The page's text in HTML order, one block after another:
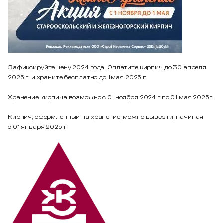
Зафиксируйте цену 2024 года. Оплатите кирпич до 30 апреля
2025 г. и храните бесплатно до 1 мая 2025 г.
Хранение кирпича возможно с 01 ноября 2024 г по 01 мая 2025г.
Кирпич, оформленный на хранение, можно вывезти, начиная
с 01 января 2025 г.